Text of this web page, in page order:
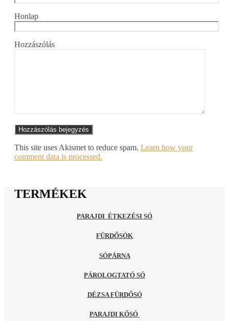
Honlap
Hozzászólás
Alternative:
This site uses Akismet to reduce spam. Learn how your
comment data is processed.
TERMÉKEK
PARAJDI ÉTKEZÉSI SÓ
FÜRDŐSÓK
SÓPÁRNA
PÁROLOGTATÓ SÓ
DÉZSA FÜRDŐSÓ
PARAJDI KŐSÓ